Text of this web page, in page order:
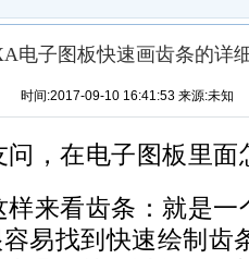
电子图板快速画齿条的详
时间:2017-09-10 16:41:53 来源:未知
，在电子图板里面
来看齿条：就是一
易找到快速绘制齿